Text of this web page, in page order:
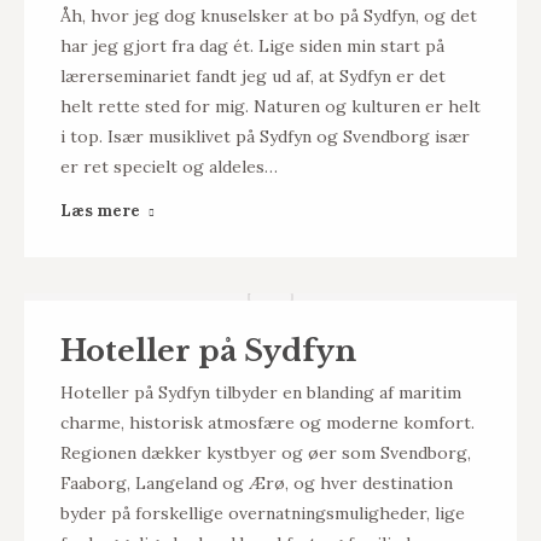
Åh, hvor jeg dog knuselsker at bo på Sydfyn, og det
har jeg gjort fra dag ét. Lige siden min start på
lærerseminariet fandt jeg ud af, at Sydfyn er det
helt rette sted for mig. Naturen og kulturen er helt
i top. Især musiklivet på Sydfyn og Svendborg især
er ret specielt og aldeles…
Læs mere
Hoteller på Sydfyn
Hoteller på Sydfyn tilbyder en blanding af maritim
charme, historisk atmosfære og moderne komfort.
Regionen dækker kystbyer og øer som Svendborg,
Faaborg, Langeland og Ærø, og hver destination
byder på forskellige overnatningsmuligheder, lige